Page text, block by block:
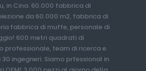
in Cina. 60.000 fabbrica di
da 60.000 m2, fabbrica di
fabbrica di muffe, personale di
600 metri quadrati di
professionale, team di ricerca e
ingegneri. Siamo prfessional in